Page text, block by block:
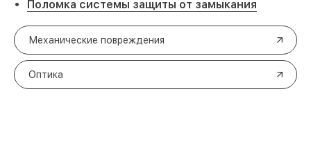
Поломка системы защиты от замыкания
Механические повреждения
Оптика